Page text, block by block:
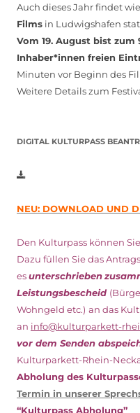
Auch dieses Jahr findet
Films in Ludwigshafen
Vom 19. August bist zum
Inhaber*innen freien
Minuten vor Beginn des
Weitere Details zum
DIGITAL KULTURPASS
NEU: DOWNLOAD UND
Den Kulturpass können
Dazu füllen Sie das
esunterschrieben
Leistungsbescheid
Wohngeld etc.) an das
an info@kulturparkett-
vor dem Senden
Kulturparkett-Rhein-
Abholung des
Termin in unserer
“Kulturpass Abholung”